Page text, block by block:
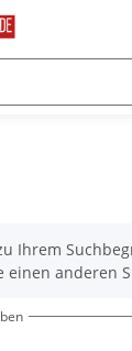
Ihrem
einen anderen